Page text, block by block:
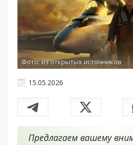
Фото: из открытых источников
15.05.2026
Предлагаем вашему